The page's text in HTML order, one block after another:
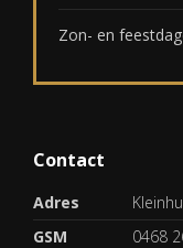
Zon- en
Contact
Adres
GSM
0468